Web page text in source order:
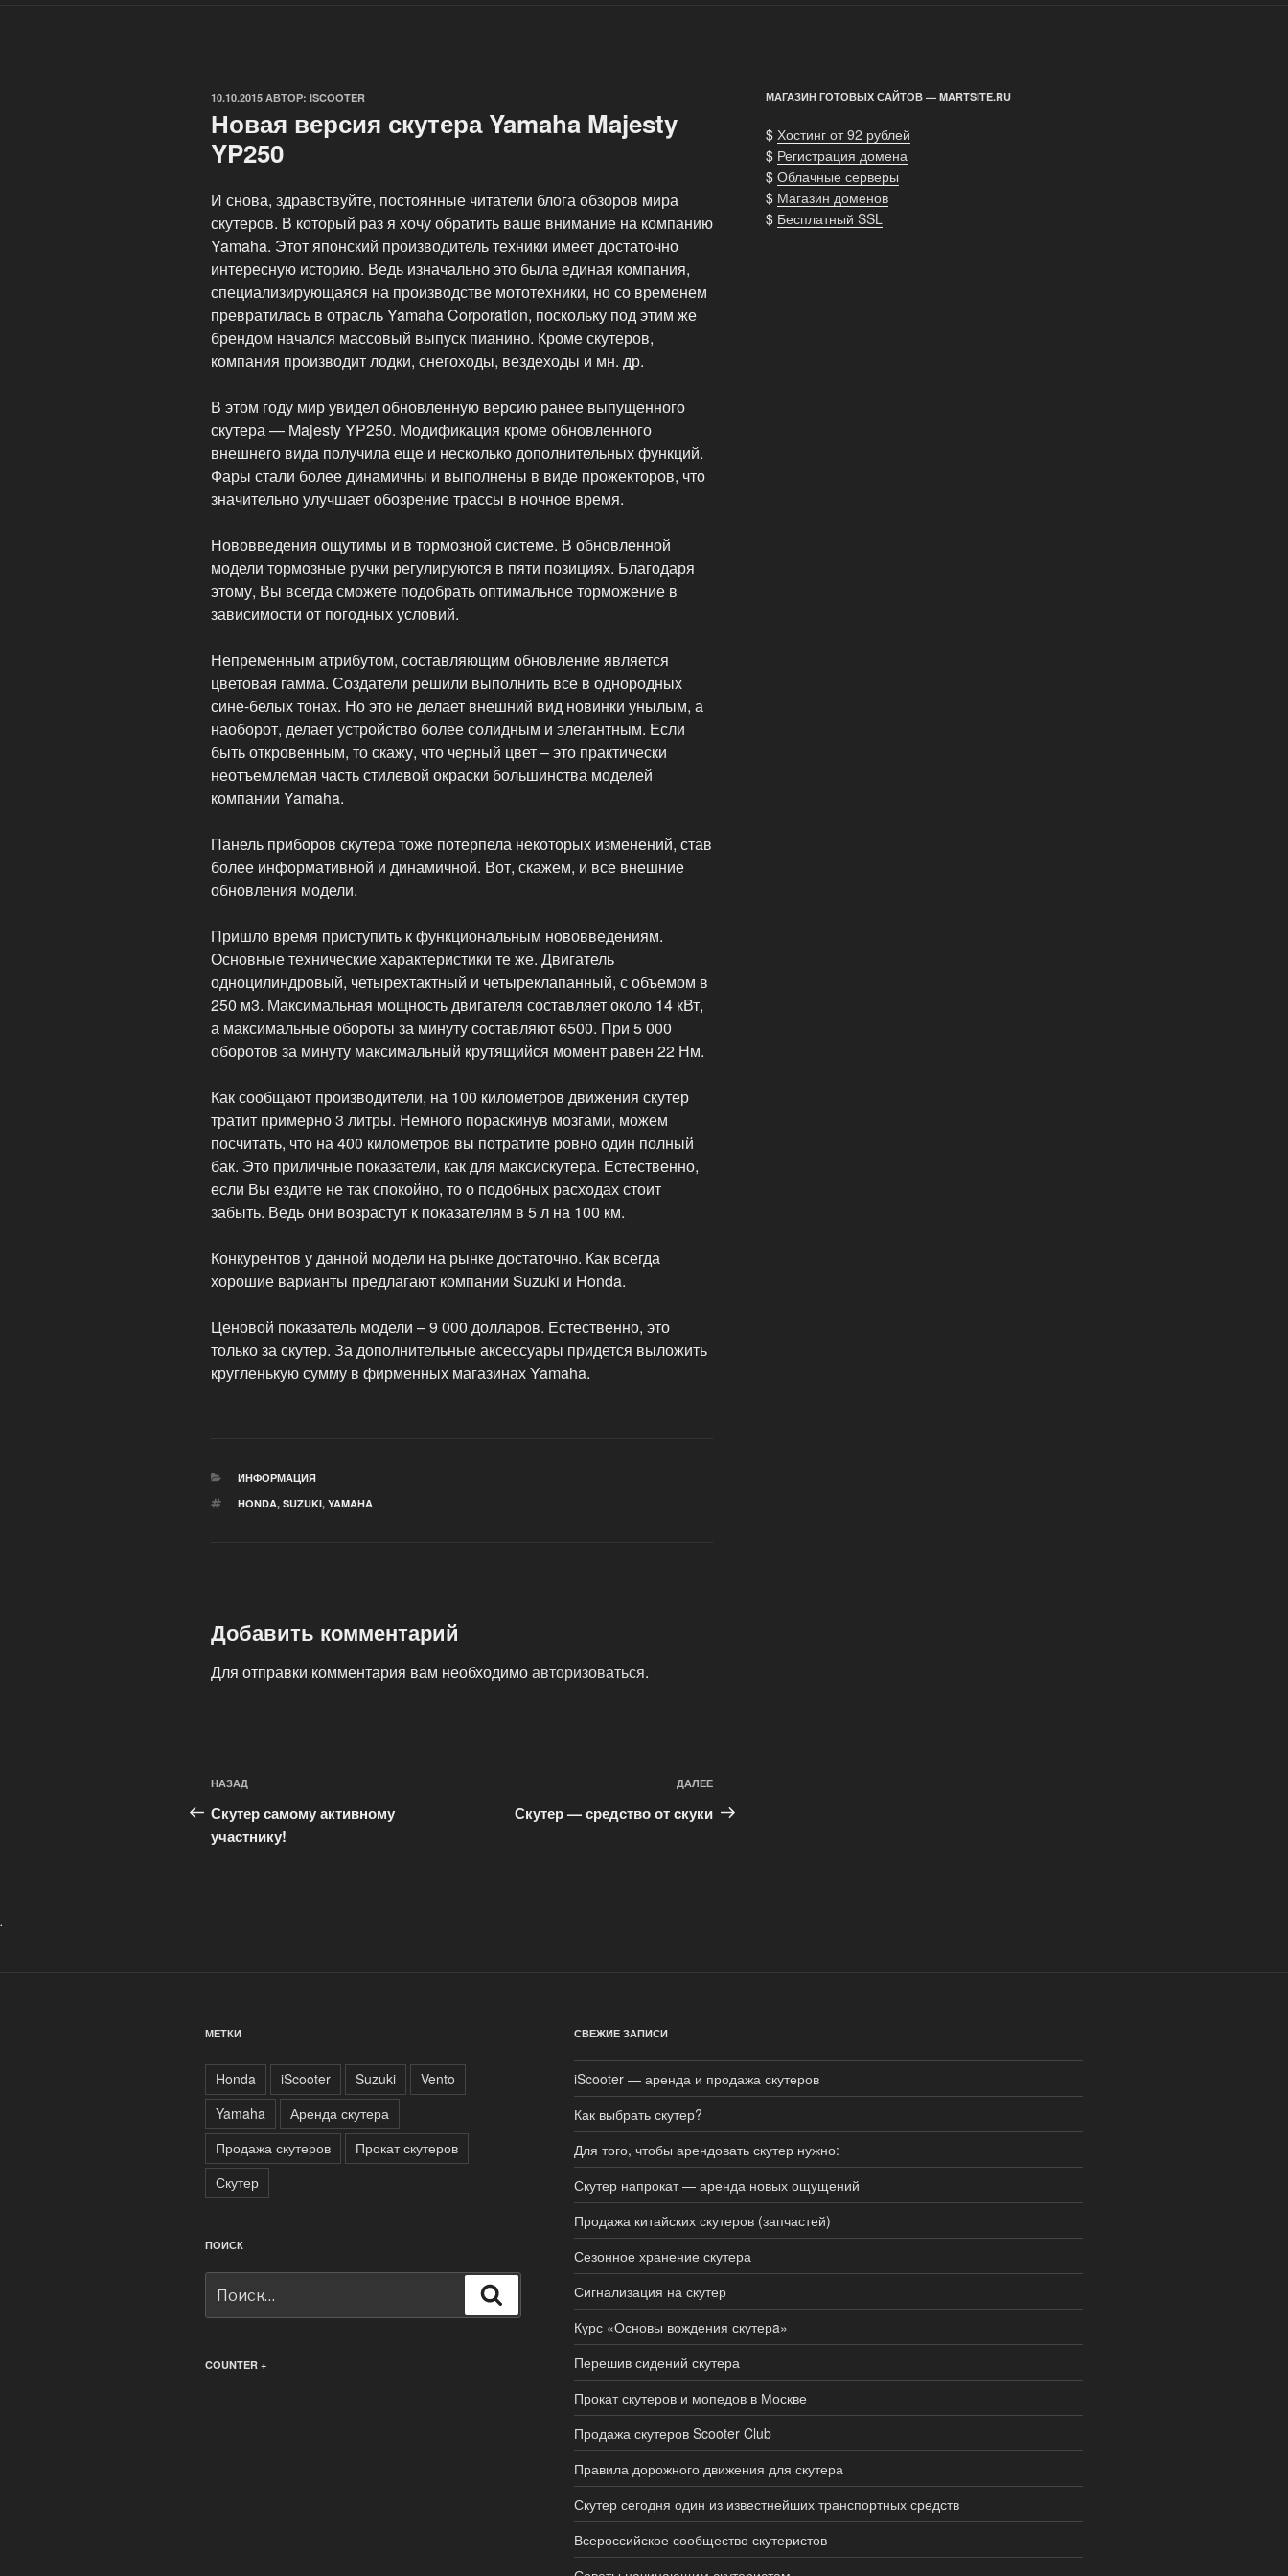
ОПУБЛИКОВАНО
10.10.2015 АВТОР: ISCOOTER
Новая версия скутера Yamaha Majesty
YP250
И снова, здравствуйте, постоянные читатели блога обзоров мира
скутеров. В который раз я хочу обратить ваше внимание на компанию
Yamaha. Этот японский производитель техники имеет достаточно
интересную историю. Ведь изначально это была единая компания,
специализирующаяся на производстве мототехники, но со временем
превратилась в отрасль Yamaha Corporation, поскольку под этим же
брендом начался массовый выпуск пианино. Кроме скутеров,
компания производит лодки, снегоходы, вездеходы и мн. др.
В этом году мир увидел обновленную версию ранее выпущенного
скутера — Majesty YP250. Модификация кроме обновленного
внешнего вида получила еще и несколько дополнительных функций.
Фары стали более динамичны и выполнены в виде прожекторов, что
значительно улучшает обозрение трассы в ночное время.
Нововведения ощутимы и в тормозной системе. В обновленной
модели тормозные ручки регулируются в пяти позициях. Благодаря
этому, Вы всегда сможете подобрать оптимальное торможение в
зависимости от погодных условий.
Непременным атрибутом, составляющим обновление является
цветовая гамма. Создатели решили выполнить все в однородных
сине-белых тонах. Но это не делает внешний вид новинки унылым, а
наоборот, делает устройство более солидным и элегантным. Если
быть откровенным, то скажу, что черный цвет – это практически
неотъемлемая часть стилевой окраски большинства моделей
компании Yamaha.
Панель приборов скутера тоже потерпела некоторых изменений, став
более информативной и динамичной. Вот, скажем, и все внешние
обновления модели.
Пришло время приступить к функциональным нововведениям.
Основные технические характеристики те же. Двигатель
одноцилиндровый, четырехтактный и четыреклапанный, с объемом в
250 м3. Максимальная мощность двигателя составляет около 14 кВт,
а максимальные обороты за минуту составляют 6500. При 5 000
оборотов за минуту максимальный крутящийся момент равен 22 Нм.
Как сообщают производители, на 100 километров движения скутер
тратит примерно 3 литры. Немного пораскинув мозгами, можем
посчитать, что на 400 километров вы потратите ровно один полный
бак. Это приличные показатели, как для максискутера. Естественно,
если Вы ездите не так спокойно, то о подобных расходах стоит
забыть. Ведь они возрастут к показателям в 5 л на 100 км.
Конкурентов у данной модели на рынке достаточно. Как всегда
хорошие варианты предлагают компании Suzuki и Honda.
Ценовой показатель модели – 9 000 долларов. Естественно, это
только за скутер. За дополнительные аксессуары придется выложить
кругленькую сумму в фирменных магазинах Yamaha.
РУБРИКИ
ИНФОРМАЦИЯ
МЕТКИ
HONDA, SUZUKI, YAMAHA
Добавить комментарий
Для отправки комментария вам необходимоавторизоваться.
Навигация
по
записям
Предыдущая
запись:
НАЗАД
Скутер самому активному
участнику!
запись
ДАЛЕЕ
Скутер — средство от скуки
МАГАЗИН ГОТОВЫХ САЙТОВ — MARTSITE.RU
$ Хостинг от 92 рублей
$ Регистрация домена
$ Облачные серверы
$ Магазин доменов
$ Бесплатный SSL
.
МЕТКИ
Honda iScooter Suzuki
Vento
Yamaha
Аренда скутера
Продажа скутеров
Прокат скутеров
Скутер
ПОИСК
COUNTER +
СВЕЖИЕ ЗАПИСИ
iScooter — аренда и продажа скутеров
Как выбрать скутер?
Для того, чтобы арендовать скутер нужно:
Скутер напрокат — аренда новых ощущений
Продажа китайских скутеров (запчастей)
Сезонное хранение скутера
Сигнализация на скутер
Курс «Основы вождения скутерa»
Перешив сидений скутера
Прокат скутеров и мопедов в Москве
Продажа скутеров Scooter Club
Правила дорожного движения для скутера
Скутер сегодня один из известнейших транспортных средств
Всероссийское сообщество скутеристов